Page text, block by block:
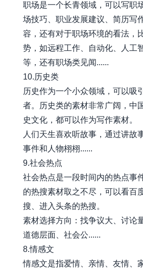
职场是一个长青领域，可以写职
场技巧、职业发展建议、简历写
容，还有对于职场环境的看法，
势，如远程工作、自动化、人工
等，还有职场类见闻......
10.历史类
历史作为一个小众领域，可以吸
者。历史类的素材非常广阔，中
史文化，都可以作为写作素材。
人们天生喜欢听故事，通过讲故
事件和人物栩栩......
9.社会热点
社会热点是一段时间内的热点事
的热搜素材取之不尽，可以看百
搜、进入头条的热搜。
素材选择方向：找争议大、讨论
道德层面、社会公......
8.情感文
情感文是指爱情、亲情、友情、